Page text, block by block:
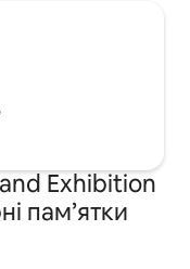
Exhibition
пам’ятки